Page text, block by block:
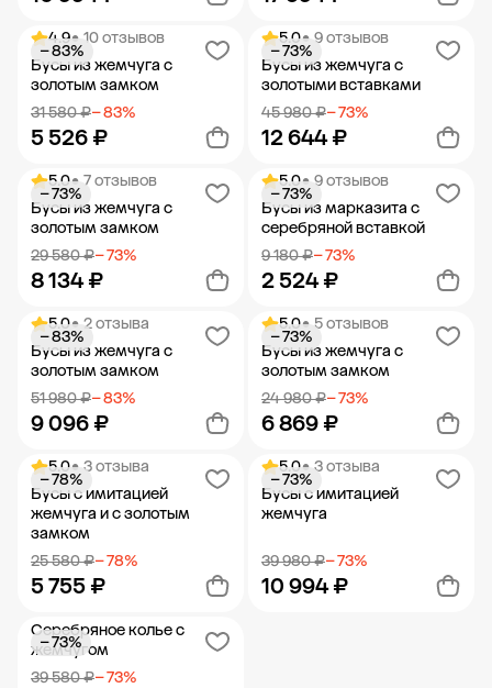
Добавить в корзину Добавить в корзину
4.9• 10 отзывов
Бусы из жемчуга с
золотым замком
31 580 ₽− 83%
5 526 ₽
− 83%
Добавить в корзину
5.0• 9 отзывов
Бусы из жемчуга с
золотыми вставками
45 980 ₽− 73%
12 644 ₽
− 73%
Добавить в корзину
5.0• 7 отзывов
Бусы из жемчуга с
золотым замком
29 580 ₽− 73%
8 134 ₽
− 73%
Добавить в корзину
5.0• 9 отзывов
Бусы из марказита с
серебряной вставкой
9 180 ₽− 73%
2 524 ₽
− 73%
Добавить в корзину
5.0• 2 отзыва
Бусы из жемчуга с
золотым замком
51 980 ₽− 83%
9 096 ₽
− 83%
Добавить в корзину
5.0• 5 отзывов
Бусы из жемчуга с
золотым замком
24 980 ₽− 73%
6 869 ₽
− 73%
Добавить в корзину
5.0• 3 отзыва
Бусы с имитацией
жемчуга и с золотым
замком
25 580 ₽− 78%
5 755 ₽
− 78%
Добавить в корзину
5.0• 3 отзыва
Бусы с имитацией
жемчуга
39 980 ₽− 73%
10 994 ₽
− 73%
Серебряное колье с
жемчугом
39 580 ₽− 73%
− 73%